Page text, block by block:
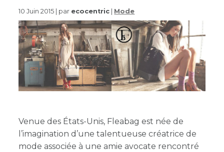
10 Juin 2015 | par ecocentric Mode
Venue des États-Unis, Fleabag est née de
l’imagination d’une talentueuse créatrice de
mode associée à une amie avocate rencontré